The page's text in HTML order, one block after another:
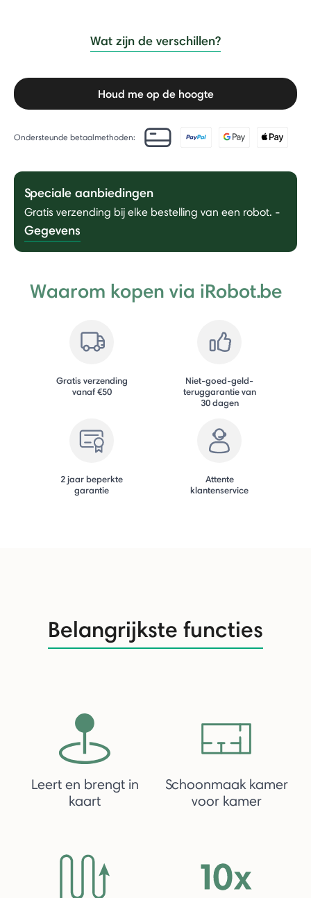
Wat zijn de verschillen?
Houd me op de hoogte
Ondersteunde betaalmethoden:
Speciale aanbiedingen
Gratis verzending bij elke bestelling van een robot. -
Gegevens
Waarom kopen via iRobot.be
Gratis verzending
vanaf €50
Niet-goed-geld-
teruggarantie van
30 dagen
2 jaar beperkte
garantie
Attente
klantenservice
Belangrijkste functies
Leert en brengt in
kaart
Schoonmaak kamer
voor kamer